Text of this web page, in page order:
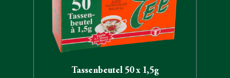
Tassenbeutel 50 x 1,5g